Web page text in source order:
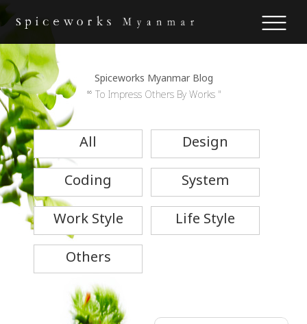
Spiceworks Myanmar Blog
“ To Impress Others By Works "
All
Design
Coding
System
Work Style
Life Style
Others